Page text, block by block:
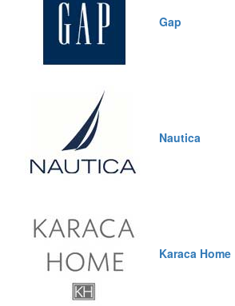
Gap
Nautica
Karaca Home